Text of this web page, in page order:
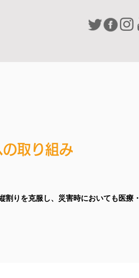
取り組み
りを克服し、災害時においても医療・